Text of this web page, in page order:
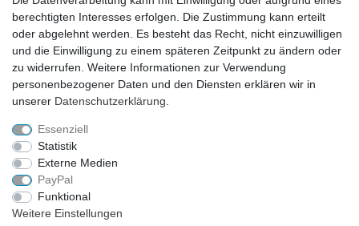
SICHER EINKAUFEN
Sicher einkaufen mit
durchgehender SSL-Verschlüsselung
* Alle Preise verstehen sich inkl. MwSt. zzgl. Versandkosten. Alle Angebote sind
freibleibend zzgl. Versandkosten und bei Nachnahme Übermittlungsentgelt.
berechtigten Interesses erfolgen. Die Zustimmung kann erteilt
oder abgelehnt werden. Es besteht das Recht, nicht einzuwilligen
und die Einwilligung zu einem späteren Zeitpunkt zu ändern oder
zu widerrufen. Weitere Informationen zur Verwendung
personenbezogener Daten und den Diensten erklären wir in
unserer Daten­schutz­erklärung
Essenziell
Statistik
Externe Medien
PayPal
Funktional
Weitere Einstellungen